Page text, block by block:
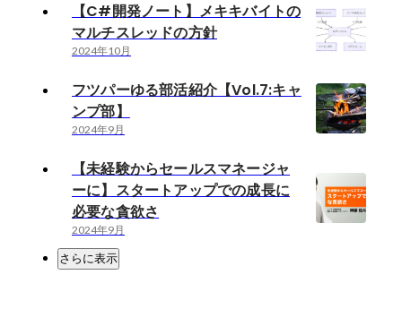
【C#開発ノート】メキキバイトの
マルチスレッドの方針
2024年10月
フツパーゆる部活紹介【Vol.7:キャ
ンプ部】
2024年9月
【未経験からセールスマネージャ
ーに】スタートアップでの成長に
必要な貪欲さ
2024年9月
さらに表示